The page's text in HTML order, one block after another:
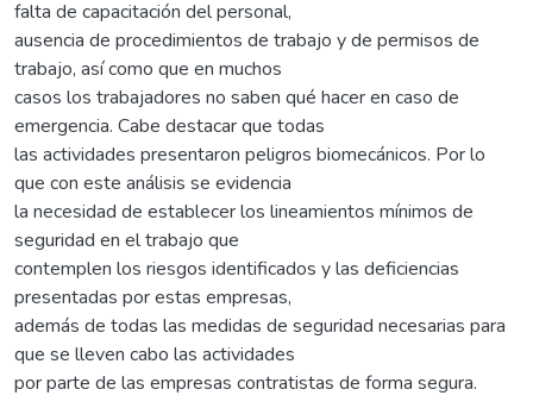
falta de capacitación del personal,
ausencia de procedimientos de trabajo y de permisos de
trabajo, así como que en muchos
casos los trabajadores no saben qué hacer en caso de
emergencia. Cabe destacar que todas
las actividades presentaron peligros biomecánicos. Por lo
que con este análisis se evidencia
la necesidad de establecer los lineamientos mínimos de
seguridad en el trabajo que
contemplen los riesgos identificados y las deficiencias
presentadas por estas empresas,
además de todas las medidas de seguridad necesarias para
que se lleven cabo las actividades
por parte de las empresas contratistas de forma segura.